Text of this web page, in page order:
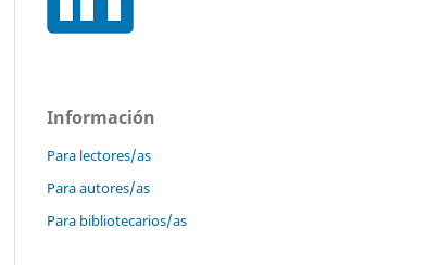
Información
Para lectores/as
Para autores/as
Para bibliotecarios/as